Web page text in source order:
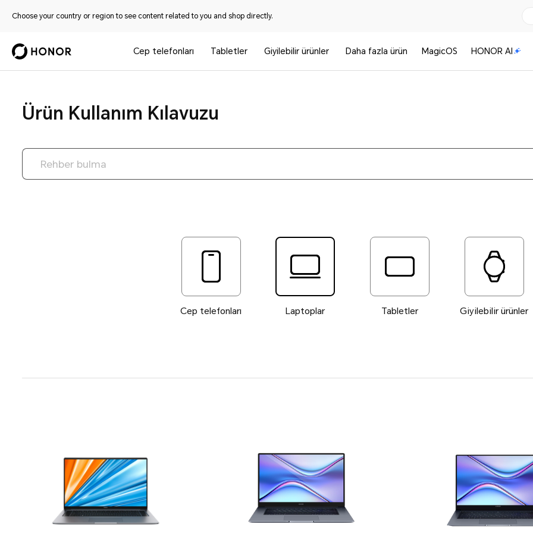
Choose your country or region to see content related to you and shop directly.
Cep telefonları Tabletler Giyilebilir ürünler Daha fazla ürün MagicOS HONOR AI
Ürün Kullanım Kılavuzu
Cep telefonları Laptoplar Tabletler Giyilebilir ürünler